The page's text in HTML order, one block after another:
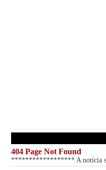
404 Page Not Found
****************** A notícia